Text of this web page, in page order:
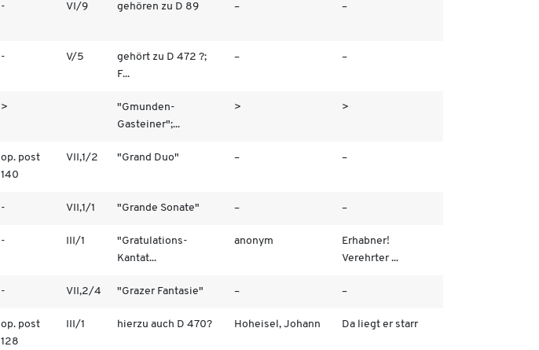
- VI/9 gehören zu D 89 – –
- V/5
gehört zu D 472 ?;
F...
– –
>
"Gmunden-
Gasteiner";...
> >
op. post
140
VII,1/2 "Grand Duo" – –
- VII,1/1 "Grande Sonate" – –
- III/1
"Gratulations-
Kantat...
anonym
Erhabner!
Verehrter ...
- VII,2/4 "Grazer Fantasie" – –
op. post
128
III/1 hierzu auch D 470? Hoheisel, Johann Da liegt er starr